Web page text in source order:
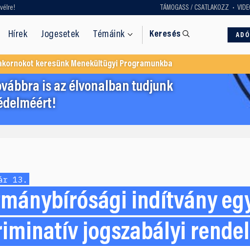
TÁMOGASS / CSATLAKOZZ
Hírek Jogesetek Témáink Keresés
keresünk Menekültügyi Programunkba
is az élvonalban tudjunk
13.
indítvány
jogszabályi